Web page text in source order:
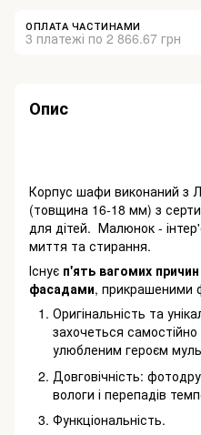
ОПЛАТА ЧАСТИНАМИ
3 платежі по 2 866.67 грн
Опис
Корпус шафи виконаний з
(товщина 16-18 мм) з
для дітей. Малюнок -
миття та стирання.
Існує п'ять вагомих
фасадами, прикрашеними
Оригінальність та
захочеться
улюбленим героєм
Довговічність:
вологи і перепадів
Функціональність.